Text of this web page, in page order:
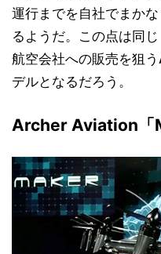
運行までを自社でまか
るようだ。この点は同
航空会社への販売を狙
デルとなるだろう。
Archer Aviation「